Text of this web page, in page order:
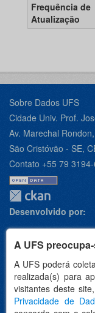
A UFS
A UFS poderá
realizada(s) para
visitantes deste
Privacidade de
Frequência de
Atualização
Sobre Dados UFS
Cidade Univ. Prof.
Av. Marechal
São Cristóvão - SE,
Contato +55 79
Desenvolvido por:
Apoio: